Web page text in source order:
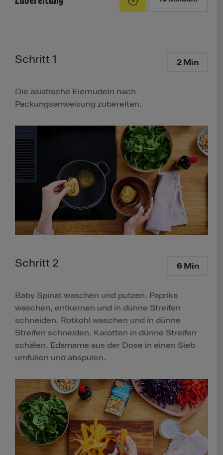
Schritt 1 2 Min
Die asiatische Eiernudeln nach
Packungsanweisung zubereiten.
Schritt 2 6 Min
Baby Spinat waschen und putzen. Paprika
waschen, entkernen und in dünne Streifen
schneiden. Rotkohl waschen und in dünne
Streifen schneiden. Karotten in dünne Streifen
schälen. Edamame aus der Dose in einen Sieb
umfüllen und abspülen.